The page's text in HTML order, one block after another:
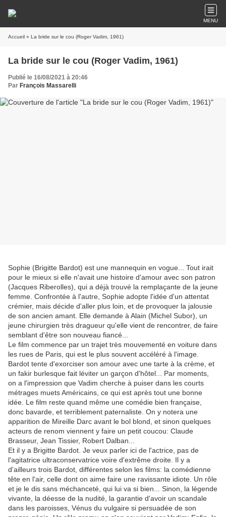
MENU
Accueil » La bride sur le cou (Roger Vadim, 1961)
La bride sur le cou (Roger Vadim, 1961)
Publié le 16/08/2021 à 20:46
Par François Massarelli
Sophie (Brigitte Bardot) est une mannequin en vogue... Tout irait
pour le mieux si elle n'avait une histoire d'amour avec son patron
(Jacques Riberolles), qui a déjà trouvé la remplaçante de la jeune
femme. Confrontée à l'autre, Sophie adopte l'idée d'un attentat
crémier, mais décide d'aller plus loin, et de provoquer la jalousie
de son ancien amant. Elle demande à Alain (Michel Subor), un
jeune chirurgien très dragueur qu'elle vient de rencontrer, de faire
semblant d'être son nouveau fiancé...
Le film commence par un trajet très mouvementé en voiture dans
les rues de Paris, qui est le plus souvent accéléré à l'image.
Bardot tente d'exorciser son amour avec une tarte à la crème, et
un fakir burlesque fait léviter un garçon d'hôtel... Par moments,
on a l'impression que Vadim cherche à puiser dans les courts
métrages muets Américains, ce qui est après tout une bonne
idée. Le film reste quand même une comédie bien française,
donc bavarde, et terriblement paternaliste. On y notera une
apparition de Mireille Darc avant le bol blond, et sinon quelques
acteurs de renom viennent y faire un petit coucou: Claude
Brasseur, Jean Tissier, Robert Dalban...
Et il y a Brigitte Bardot. Je veux parler ici de l'actrice, pas de
l'agitatrice ultraconservatrice voire d'extrême droite. Il y a
d'ailleurs trois Bardot, différentes selon les films: la comédienne
tête en l'air, celle dont on aime faire une ravissante idiote. Un rôle
et je le dis sans méchanceté, qui lui va si bien... Sinon, la légende
vivante, la déesse de la nudité, la garantie d'avoir un scandale
dans les paroisses, Vénus du vulgaire si persuadée de son